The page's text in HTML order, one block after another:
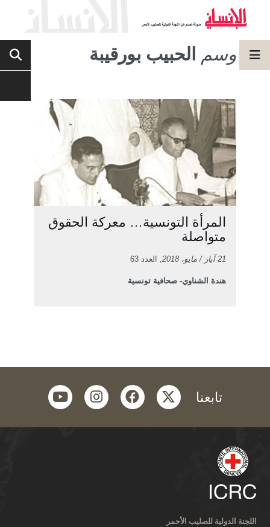
وسم الحبيب بورقيبة
المرأة التونسية… معركة الحقوق
متواصلة
21 آيار / مايو، 2018 , العدد 63
هندة الشناوي- صحافية تونسية
تابعنا twitter
facebook
instagram
youtube
اللجنة الدولية للصليب الأحمر